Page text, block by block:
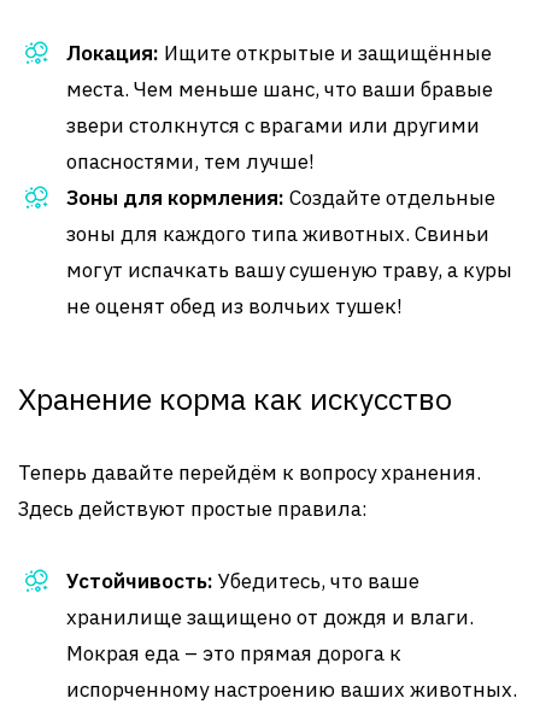
Локация: Ищите открытые и защищённые
места. Чем меньше шанс, что ваши бравые
звери столкнутся с врагами или другими
опасностями, тем лучше!
Зоны для кормления: Создайте отдельные
зоны для каждого типа животных. Свиньи
могут испачкать вашу сушеную траву, а куры
не оценят обед из волчьих тушек!
Хранение корма как искусство
Теперь давайте перейдём к вопросу хранения.
Здесь действуют простые правила:
Устойчивость: Убедитесь, что ваше
хранилище защищено от дождя и влаги.
Мокрая еда – это прямая дорога к
испорченному настроению ваших животных.